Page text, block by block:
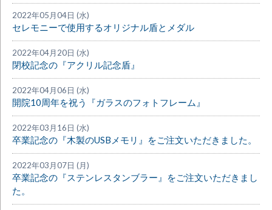
2022年05月04日 (水)
セレモニーで使用するオリジナル盾とメダル
2022年04月20日 (水)
閉校記念の『アクリル記念盾』
2022年04月06日 (水)
開院10周年を祝う『ガラスのフォトフレーム』
2022年03月16日 (水)
卒業記念の『木製のUSBメモリ』をご注文いただきました。
2022年03月07日 (月)
卒業記念の『ステンレスタンブラー』をご注文いただきまし
た。